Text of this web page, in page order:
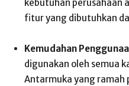
kebutuhan perusahaan
fitur yang dibutuhkan
Kemudahan
digunakan oleh semua
Antarmuka yang ramah